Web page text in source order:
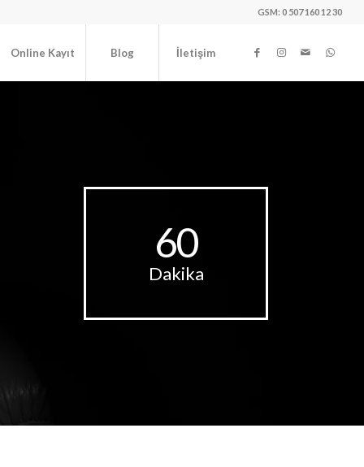
GSM: 0 507 160 12 30
Online Kayıt Blog İletişim
60
Dakika